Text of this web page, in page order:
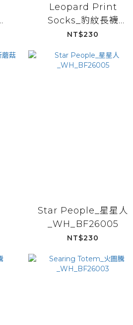
Leopard Print
Socks_豹紋長襪
_WH_BF26006
NT$230
Star People_星星人
_WH_BF26005
NT$230